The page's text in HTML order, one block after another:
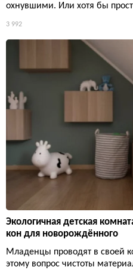
охнувшими. Или хотя бы
3 992
Экологичная детская
кон для новорождённого
Младенцы проводят в своей
этому вопрос чистоты